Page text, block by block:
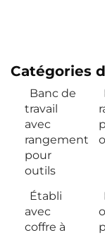
Catégories
Banc de
travail
avec
rangement
pour
outils
Établi
avec
coffre à